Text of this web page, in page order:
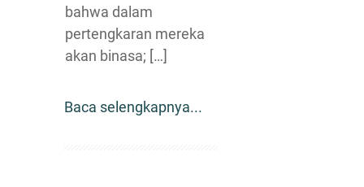
bahwa dalam
pertengkaran mereka
akan binasa; […]
Baca selengkapnya...